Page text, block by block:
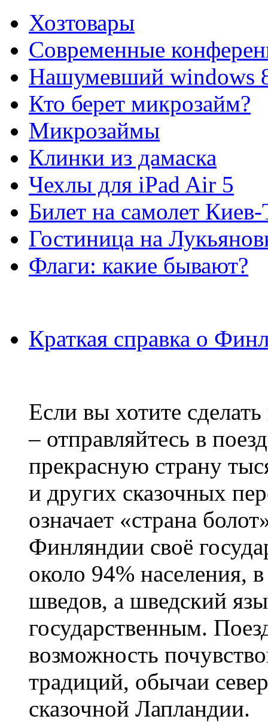
Хозтовары
Современные
Нашумевший windows
Кто берет микрозайм?
Микрозаймы
Клинки из дамаска
Чехлы для iPad Air 5
Билет на самолет
Гостиница на
Флаги: какие бывают?
Краткая справка о
Если вы хотите
– отправляйтесь в
прекрасную страну
и других сказочных
означает «страна
Финляндии своё
около 94% населения,
шведов, а шведский
государственным.
возможность
традиций, обычаи
сказочной Лапландии.